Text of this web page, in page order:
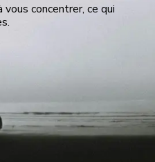
concentrer, ce qui